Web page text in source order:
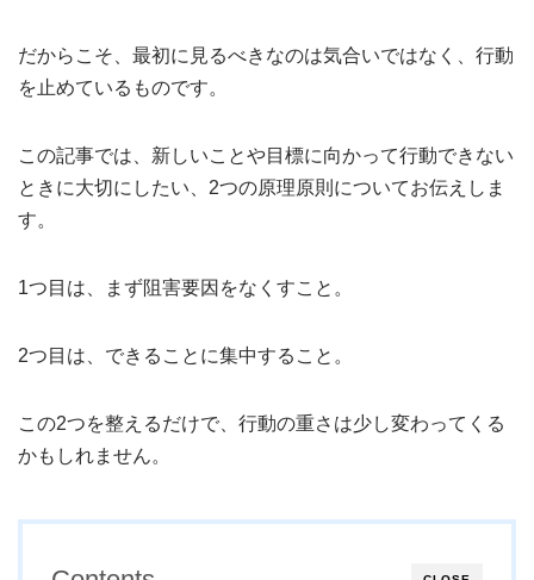
だからこそ、最初に見るべきなのは気合いではなく、行動
を止めているものです。
この記事では、新しいことや目標に向かって行動できない
ときに大切にしたい、2つの原理原則についてお伝えしま
す。
1つ目は、まず阻害要因をなくすこと。
2つ目は、できることに集中すること。
この2つを整えるだけで、行動の重さは少し変わってくる
かもしれません。